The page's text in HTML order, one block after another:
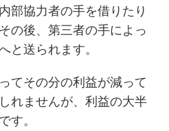
部協力者の手を借りたり
の後、第三者の手によっ
と送られます。
てその分の利益が減って
れませんが、利益の大半
す。